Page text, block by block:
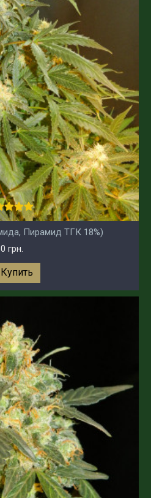
Пирамид ТГК 18%)
грн.
Купить